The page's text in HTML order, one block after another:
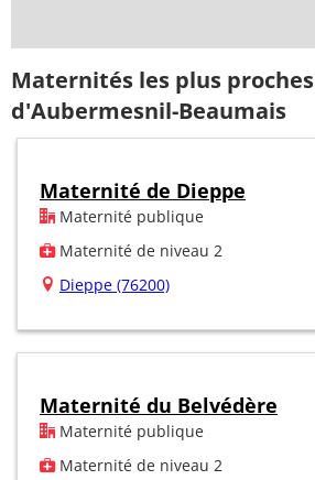
Maternités les plus proches
d'Aubermesnil-Beaumais
Maternité de Dieppe
Maternité publique
Maternité de niveau 2
Dieppe (76200)
Maternité du Belvédère
Maternité publique
Maternité de niveau 2